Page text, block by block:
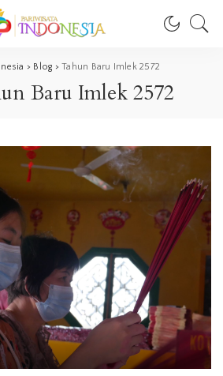
> Blog >Tahun Baru Imlek 2572
Baru Imlek 2572